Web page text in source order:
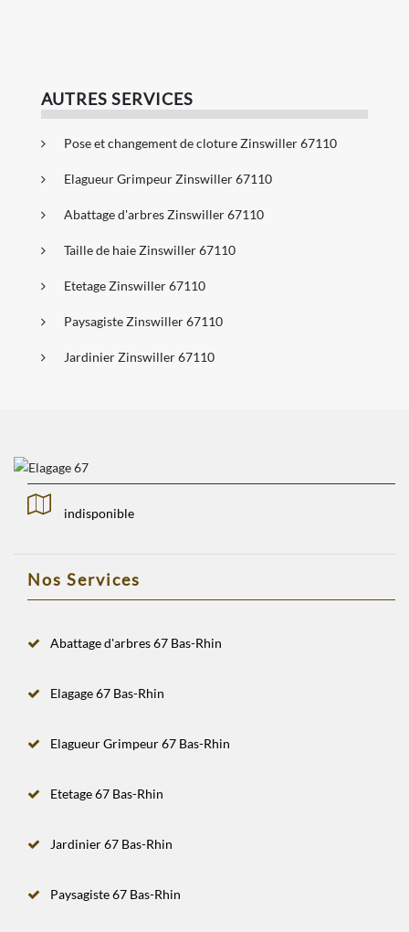
AUTRES SERVICES
Pose et changement de cloture Zinswiller 67110
Elagueur Grimpeur Zinswiller 67110
Abattage d'arbres Zinswiller 67110
Taille de haie Zinswiller 67110
Etetage Zinswiller 67110
Paysagiste Zinswiller 67110
Jardinier Zinswiller 67110
indisponible
Nos Services
Abattage d'arbres 67 Bas-Rhin
Elagage 67 Bas-Rhin
Elagueur Grimpeur 67 Bas-Rhin
Etetage 67 Bas-Rhin
Jardinier 67 Bas-Rhin
Paysagiste 67 Bas-Rhin